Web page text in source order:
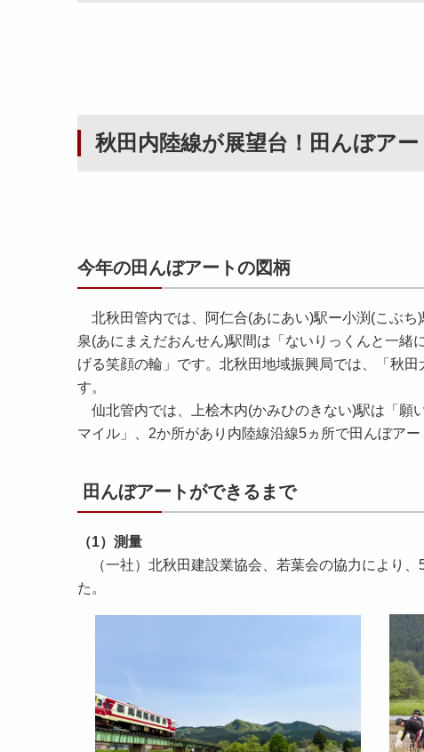
秋田内陸線が展望台！田んぼアー
今年の田んぼアートの図柄
北秋田管内では、阿仁合(あにあい)駅ー小渕(こぶ
泉(あにまえだおんせん)駅間は「ないりっくんと一
げる笑顔の輪」です。北秋田地域振興局では、「秋
す。
仙北管内では、上桧木内(かみひのきない)駅は「願
マイル」、2か所があり内陸線沿線5ヵ所で田んぼアー
田んぼアートができるまで
（1）測量
（一社）北秋田建設業協会、若葉会の協力により
た。